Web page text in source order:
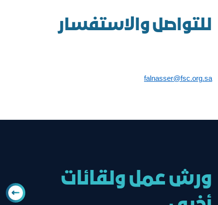
للتواصل والاستفسار
falnasser@fsc.org.sa
ورش عمل ولقائات